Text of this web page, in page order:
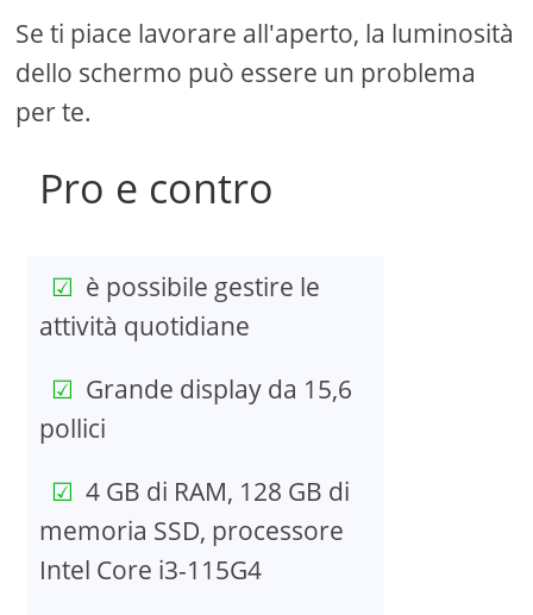
Se ti piace lavorare all'aperto, la luminosità
dello schermo può essere un problema
per te.
Pro e contro
è possibile gestire le
attività quotidiane
Grande display da 15,6
pollici
4 GB di RAM, 128 GB di
memoria SSD, processore
Intel Core i3-115G4